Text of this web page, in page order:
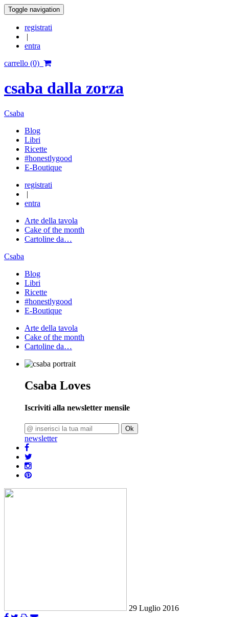
Toggle navigation
registrati
|
entra
carrello (0)
csaba dalla zorza
Csaba
Blog
Libri
Ricette
#honestlygood
E-Boutique
registrati
|
entra
Arte della tavola
Cake of the month
Cartoline da…
Csaba
Blog
Libri
Ricette
#honestlygood
E-Boutique
Arte della tavola
Cake of the month
Cartoline da…
Csaba Loves
Iscriviti alla newsletter mensile
Ok
newsletter
29 Luglio 2016